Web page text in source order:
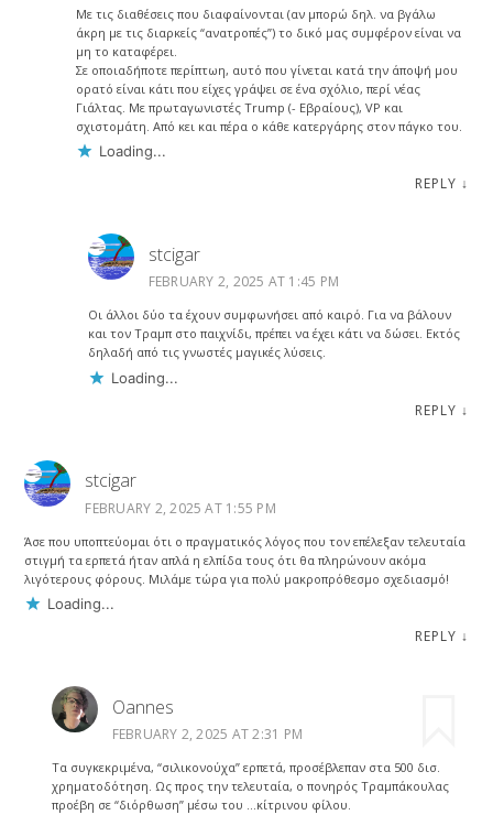
Με τις διαθέσεις που διαφαίνονται (αν μπορώ δηλ. να βγάλω
άκρη με τις διαρκείς “ανατροπές”) το δικό μας συμφέρον είναι να
μη το καταφέρει.
Σε οποιαδήποτε περίπτωη, αυτό που γίνεται κατά την άποψή μου
ορατό είναι κάτι που είχες γράψει σε ένα σχόλιο, περί νέας
Γιάλτας. Με πρωταγωνιστές Trump (- Εβραίους), VP και
σχιστομάτη. Από κει και πέρα ο κάθε κατεργάρης στον πάγκο του.
Loading...
REPLY ↓
stcigar
FEBRUARY 2, 2025 AT 1:45 PM
Οι άλλοι δύο τα έχουν συμφωνήσει από καιρό. Για να βάλουν
και τον Τραμπ στο παιχνίδι, πρέπει να έχει κάτι να δώσει. Εκτός
δηλαδή από τις γνωστές μαγικές λύσεις.
Loading...
REPLY ↓
stcigar
FEBRUARY 2, 2025 AT 1:55 PM
Άσε που υποπτεύομαι ότι ο πραγματικός λόγος που τον επέλεξαν τελευταία
στιγμή τα ερπετά ήταν απλά η ελπίδα τους ότι θα πληρώνουν ακόμα
λιγότερους φόρους. Μιλάμε τώρα για πολύ μακροπρόθεσμο σχεδιασμό!
Loading...
REPLY ↓
Oannes
FEBRUARY 2, 2025 AT 2:31 PM
Τα συγκεκριμένα, “σιλικονούχα” ερπετά, προσέβλεπαν στα 500 δισ.
χρηματοδότηση. Ως προς την τελευταία, ο πονηρός Τραμπάκουλας
προέβη σε “διόρθωση” μέσω του …κίτρινου φίλου.